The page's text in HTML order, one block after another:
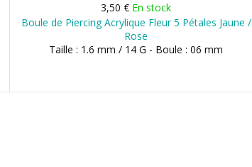
3,50 € En stock
Boule de Piercing Acrylique Fleur 5 Pétales Jaune /
Rose
Taille : 1.6 mm / 14 G - Boule : 06 mm